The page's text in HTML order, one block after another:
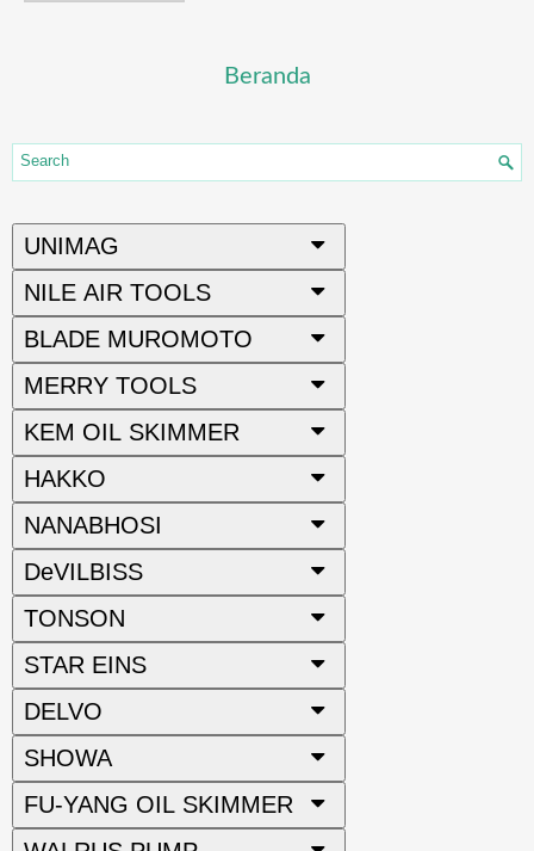
Beranda
UNIMAG
NILE AIR TOOLS
BLADE MUROMOTO
MERRY TOOLS
KEM OIL SKIMMER
HAKKO
NANABHOSI
DeVILBISS
TONSON
STAR EINS
DELVO
SHOWA
FU-YANG OIL SKIMMER